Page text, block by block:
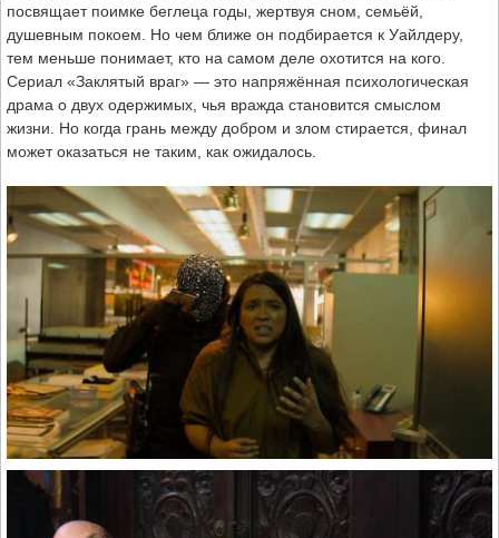
посвящает поимке беглеца годы, жертвуя сном, семьёй,
душевным покоем. Но чем ближе он подбирается к Уайлдеру,
тем меньше понимает, кто на самом деле охотится на кого.
Сериал «Заклятый враг» — это напряжённая психологическая
драма о двух одержимых, чья вражда становится смыслом
жизни. Но когда грань между добром и злом стирается, финал
может оказаться не таким, как ожидалось.